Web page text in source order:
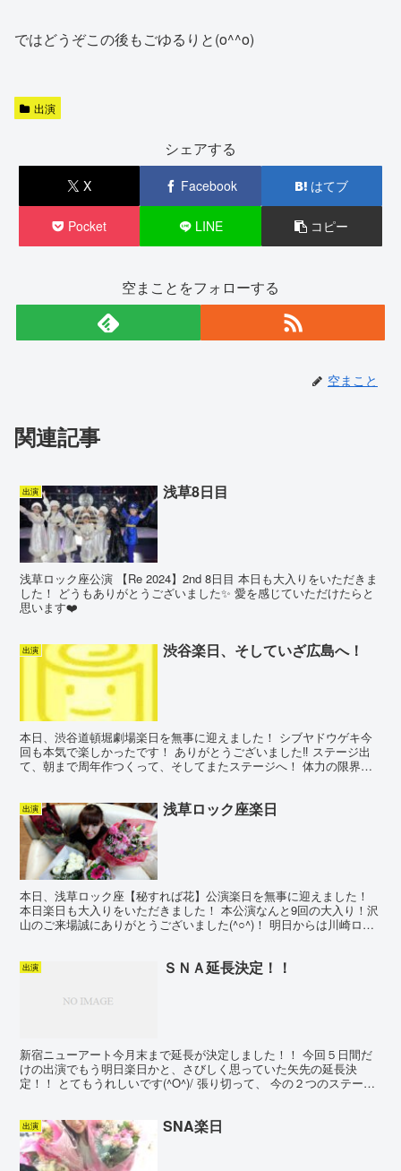
ではどうぞこの後もごゆるりと(o^^o)
出演
シェアする
X Facebook はてブ
Pocket LINE コピー
空まことをフォローする
空まこと
関連記事
出演 浅草8日目
浅草ロック座公演 【Re 2024】2nd 8日目 本日も大入りをいただきま
した！ どうもありがとうございました✨ 愛を感じていただけたらと
思います❤️
出演 渋谷楽日、そしていざ広島へ！
本日、渋谷道頓堀劇場楽日を無事に迎えました！ シブヤドウゲキ今
回も本気で楽しかったです！ ありがとうございました‼︎ ステージ出
て、朝まで周年作つくって、そしてまたステージへ！ 体力の限界を
出演 浅草ロック座楽日
本日、浅草ロック座【秘すれば花】公演楽日を無事に迎えました！
本日楽日も大入りをいただきました！ 本公演なんと9回の大入り！沢
山のご来場誠にありがとうございました(^○^)！ 明日からは川崎ロッ
出演 ＳＮＡ延長決定！！
新宿ニューアート今月末まで延長が決定しました！！ 今回５日間だ
けの出演でもう明日楽日かと、さびしく思っていた矢先の延長決
定！！ とてもうれしいです(^O^)/ 張り切って、 今の２つのステージ
出演 SNA楽日